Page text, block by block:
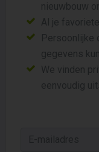
nieuwbouw
Al je
Persoonlijke
gegevens
We vinden
eenvoudig